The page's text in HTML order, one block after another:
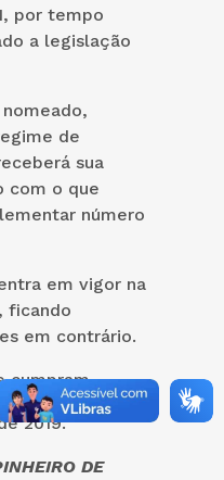
por tempo
a legislação
de
sua
com o que
número
em vigor na
ficando
em contrário.
cumpram.
2019.
DE